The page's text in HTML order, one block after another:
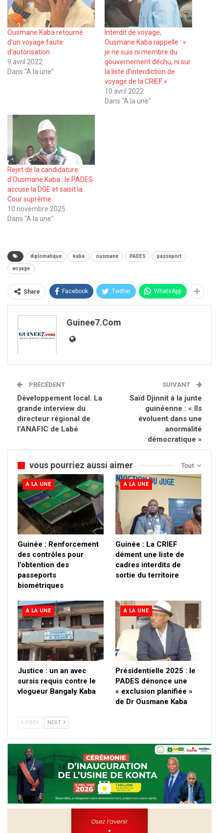
Ousmane Kaba retourné
d’un voyage faute
d’autorisation
9 avril 2022
Dans "A la une"
Interdit de voyage,
Ousmane Kaba rappelle : «
je ne suis ni membre du
gouvernement déchu, ni sur
la liste d’interdiction de
voyage de la CRIEF »
10 avril 2022
Dans "A la une"
Rejet de la candidature
d’Ousmane Kaba : le PADES
accuse la DGE et saisit la
Cour suprême
10 novembre 2025
Dans "A la une"
diplomatique kaba ousmane PADES passeport
voyage
Share Facebook Twitter WhatsApp
Guinee7.com
PRÉCÉDENT
Développement local. La
grande interview du
directeur régional de
l’ANAFIC de Labé
SUIVANT
Saïd Djinnit à la junte
guinéenne : « Ils
évoluent dans une
anormalité
démocratique »
Tout
vous pourriez aussi aimer
A LA UNE
Guinée : Renforcement
des contrôles pour
l’obtention des
passeports
biométriques
A LA UNE
Guinée : La CRIEF
dément une liste de
cadres interdits de
sortie du territoire
A LA UNE
Justice : un an avec
sursis requis contre le
vlogueur Bangaly Kaba
A LA UNE
Présidentielle 2025 : le
PADES dénonce une
« exclusion planifiée »
de Dr Ousmane Kaba
PREV NEXT